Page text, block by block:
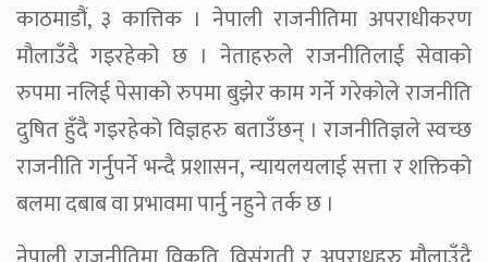
काठमाडौं, ३ कात्तिक । नेपाली राजनीतिमा अपराधीकरण
मौलाउँदै गइरहेको छ । नेताहरुले राजनीतिलाई सेवाको
रुपमा नलिई पेसाको रुपमा बुझेर काम गर्ने गरेकोले राजनीति
दुषित हुँदै गइरहेको विज्ञहरु बताउँछन् । राजनीतिज्ञले स्वच्छ
राजनीति गर्नुपर्ने भन्दै प्रशासन, न्यायलयलाई सत्ता र शक्तिको
बलमा दबाब वा प्रभावमा पार्नु नहुने तर्क छ ।